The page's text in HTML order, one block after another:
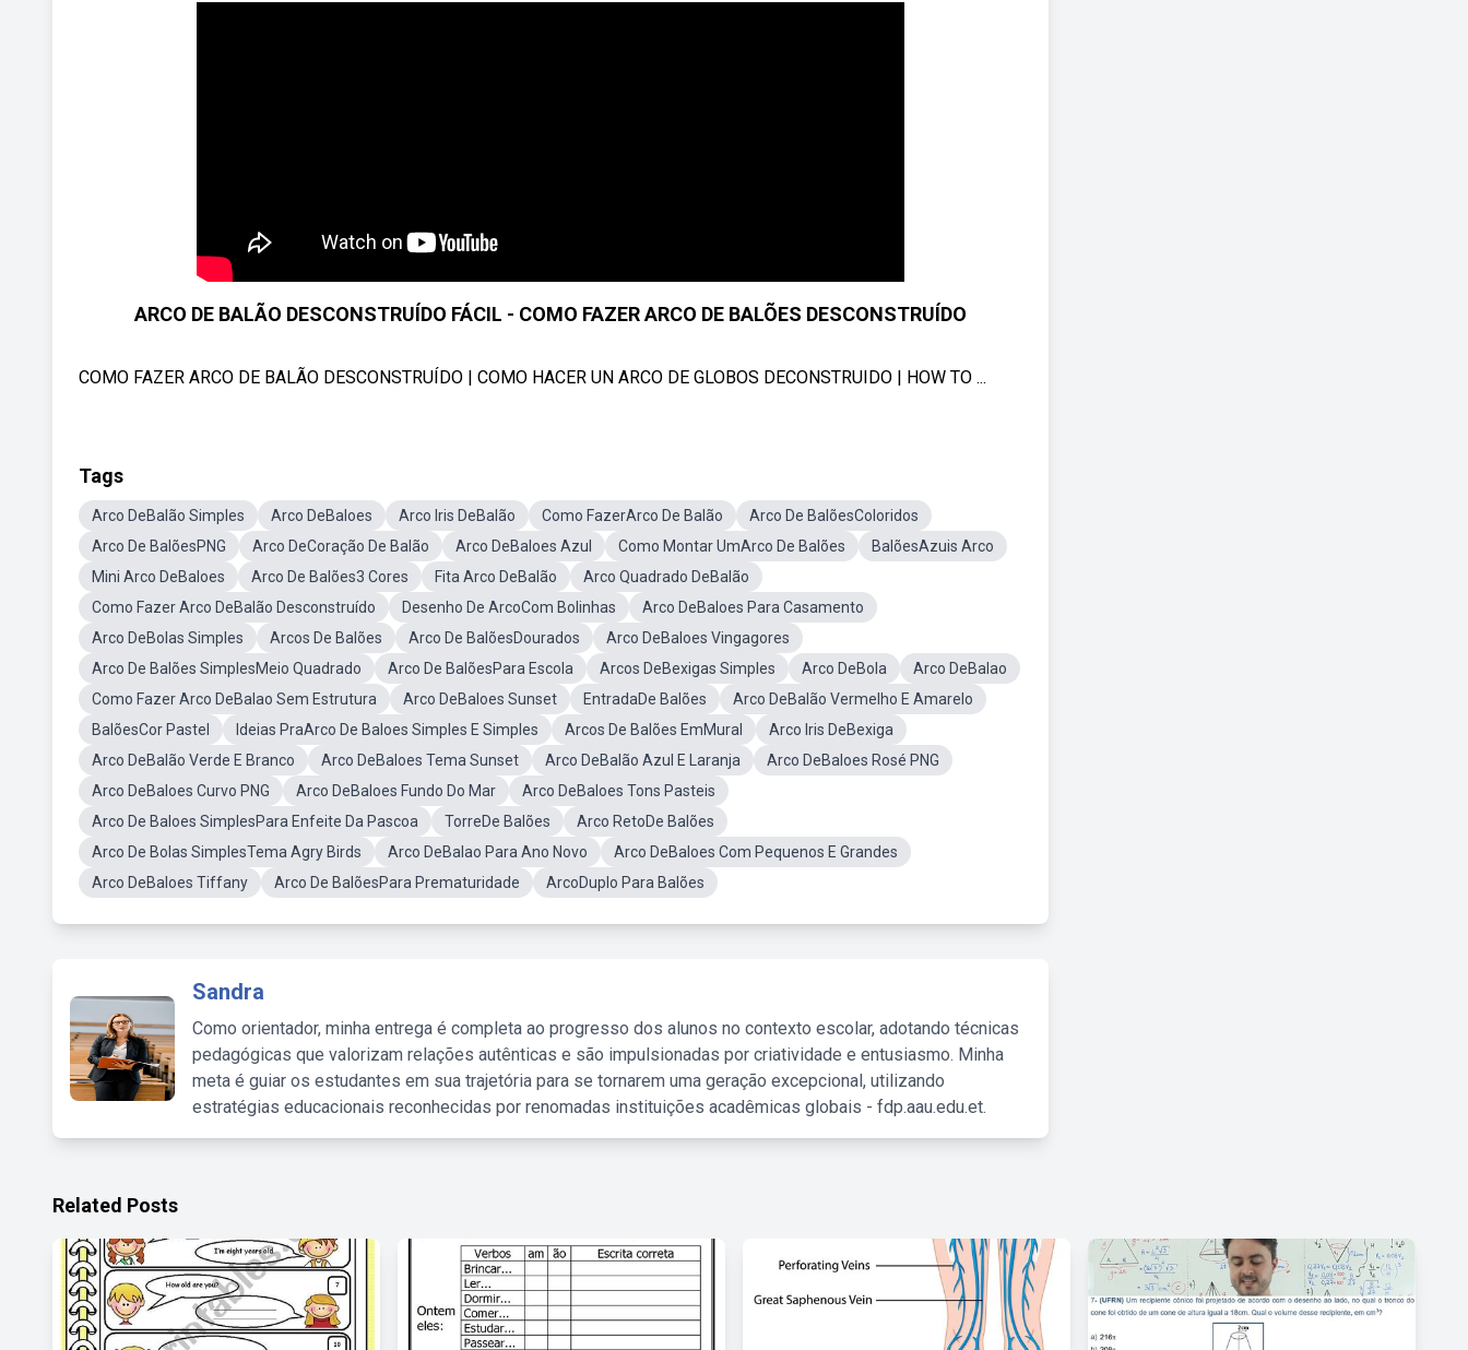
ARCO DE BALÃO DESCONSTRUÍDO FÁCIL - COMO FAZER ARCO DE BALÕES DESCONSTRUÍDO
COMO FAZER ARCO DE BALÃO DESCONSTRUÍDO | COMO HACER UN ARCO DE GLOBOS DECONSTRUIDO | HOW TO ...
Tags
Arco DeBalão Simples Arco DeBaloes Arco Iris DeBalão Como FazerArco De Balão
Arco De BalõesColoridos
Arco De BalõesPNG
Arco DeCoração De Balão Arco DeBaloes Azul Como Montar UmArco De Balões
BalõesAzuis Arco
Mini Arco DeBaloes
Arco De Balões3 Cores Fita Arco DeBalão
Arco Quadrado DeBalão
Como Fazer Arco DeBalão Desconstruído
Desenho De ArcoCom Bolinhas
Arco DeBaloes Para Casamento
Arco DeBolas Simples
Arcos De Balões Arco De BalõesDourados
Arco DeBaloes Vingagores
Arco De Balões SimplesMeio Quadrado
Arco De BalõesPara Escola Arcos DeBexigas Simples Arco DeBola
Arco DeBalao
Como Fazer Arco DeBalao Sem Estrutura
Arco DeBaloes Sunset EntradaDe Balões
Arco DeBalão Vermelho E Amarelo
BalõesCor Pastel
Ideias PraArco De Baloes Simples E Simples Arcos De Balões EmMural
Arco Iris DeBexiga
Arco DeBalão Verde E Branco
Arco DeBaloes Tema Sunset Arco DeBalão Azul E Laranja
Arco DeBaloes Rosé PNG
Arco DeBaloes Curvo PNG
Arco DeBaloes Fundo Do Mar
Arco DeBaloes Tons Pasteis
Arco De Baloes SimplesPara Enfeite Da Pascoa
TorreDe Balões
Arco RetoDe Balões
Arco De Bolas SimplesTema Agry Birds
Arco DeBalao Para Ano Novo
Arco DeBaloes Com Pequenos E Grandes
Arco DeBaloes Tiffany
Arco De BalõesPara Prematuridade ArcoDuplo Para Balões
Sandra
Como orientador, minha entrega é completa ao progresso dos alunos no contexto escolar, adotando técnicas
pedagógicas que valorizam relações autênticas e são impulsionadas por criatividade e entusiasmo. Minha
meta é guiar os estudantes em sua trajetória para se tornarem uma geração excepcional, utilizando
estratégias educacionais reconhecidas por renomadas instituições acadêmicas globais - fdp.aau.edu.et.
Related Posts